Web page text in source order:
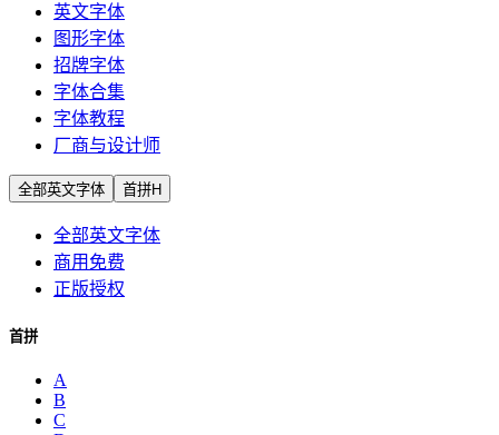
英文字体
图形字体
招牌字体
字体合集
字体教程
厂商与设计师
全部英文字体 首拼H
全部英文字体
商用免费
正版授权
首拼
A
B
C